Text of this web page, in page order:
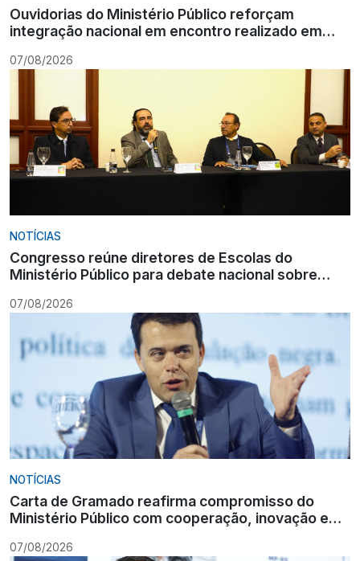
Ouvidorias do Ministério Público reforçam
integração nacional em encontro realizado em
07/08/2026
NOTÍCIAS
Congresso reúne diretores de Escolas do
Ministério Público para debate nacional sobre
07/08/2026
NOTÍCIAS
Carta de Gramado reafirma compromisso do
Ministério Público com cooperação, inovação e
07/08/2026